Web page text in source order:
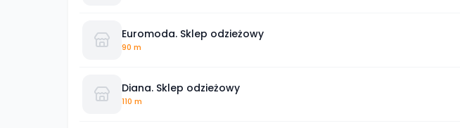
Euromoda. Sklep odzieżowy
90 m
Diana. Sklep odzieżowy
110 m